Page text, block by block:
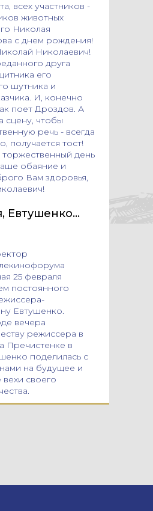
всех участников -
животных
Николая
с днем рождения!
Николаевич!
друга
его
шутника и
И, конечно
поет Дроздов. А
сцену, чтобы
речь - всегда
получается тост!
день
обаяние и
Вам здоровья,
Евтушенко…
25 февраля
постоянного
Евтушенко.
вечера
режиссера в
Пречистенке в
поделилась с
на будущее и
своего